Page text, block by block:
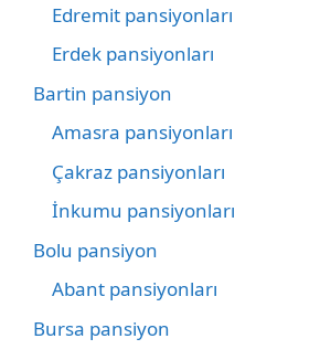
Edremit pansiyonları
Erdek pansiyonları
Bartin pansiyon
Amasra pansiyonları
Çakraz pansiyonları
İnkumu pansiyonları
Bolu pansiyon
Abant pansiyonları
Bursa pansiyon